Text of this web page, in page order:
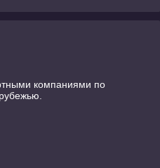
компаниями по